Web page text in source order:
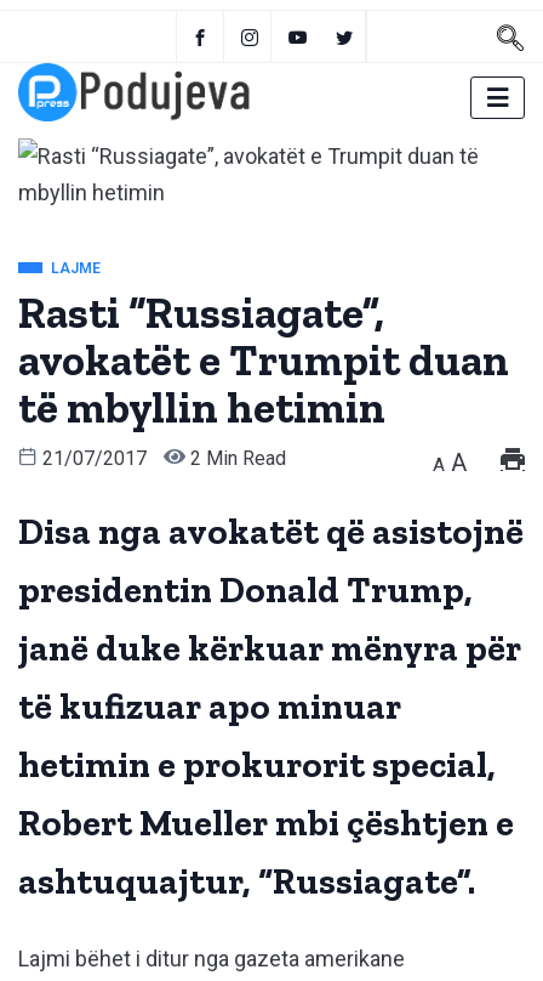
LAJME
Rasti “Russiagate”,
avokatët e Trumpit duan
të mbyllin hetimin
21/07/2017 2 Min Read A A
Disa nga avokatët që asistojnë
presidentin Donald Trump,
janë duke kërkuar mënyra për
të kufizuar apo minuar
hetimin e prokurorit special,
Robert Mueller mbi çështjen e
ashtuquajtur, “Russiagate”.
Lajmi bëhet i ditur nga gazeta amerikane